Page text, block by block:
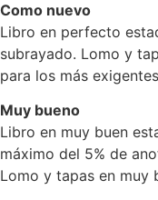
Como nuevo
Libro en perfecto
subrayado. Lomo y
para los más
Muy bueno
Libro en muy buen
máximo del 5% de
Lomo y tapas en muy